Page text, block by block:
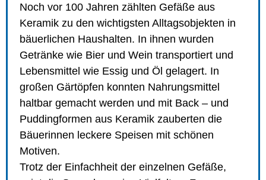
Noch vor 100 Jahren zählten Gefäße aus
Keramik zu den wichtigsten Alltagsobjekten in
bäuerlichen Haushalten. In ihnen wurden
Getränke wie Bier und Wein transportiert und
Lebensmittel wie Essig und Öl gelagert. In
großen Gärtöpfen konnten Nahrungsmittel
haltbar gemacht werden und mit Back – und
Puddingformen aus Keramik zauberten die
Bäuerinnen leckere Speisen mit schönen
Motiven.
Trotz der Einfachheit der einzelnen Gefäße,